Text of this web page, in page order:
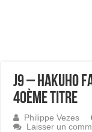
J9 – Hakuho
40ème titre
Philippe Vezes
Laisser un